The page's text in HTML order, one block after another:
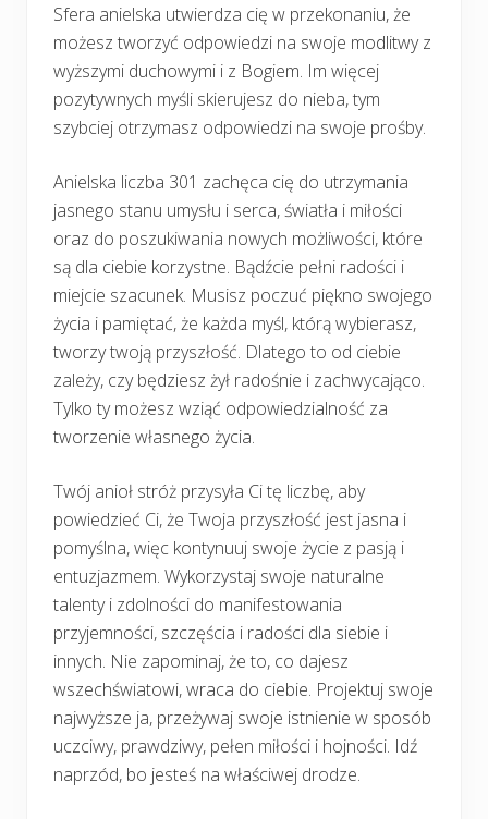
Sfera anielska utwierdza cię w przekonaniu, że
możesz tworzyć odpowiedzi na swoje modlitwy z
wyższymi duchowymi i z Bogiem. Im więcej
pozytywnych myśli skierujesz do nieba, tym
szybciej otrzymasz odpowiedzi na swoje prośby.
Anielska liczba 301 zachęca cię do utrzymania
jasnego stanu umysłu i serca, światła i miłości
oraz do poszukiwania nowych możliwości, które
są dla ciebie korzystne. Bądźcie pełni radości i
miejcie szacunek. Musisz poczuć piękno swojego
życia i pamiętać, że każda myśl, którą wybierasz,
tworzy twoją przyszłość. Dlatego to od ciebie
zależy, czy będziesz żył radośnie i zachwycająco.
Tylko ty możesz wziąć odpowiedzialność za
tworzenie własnego życia.
Twój anioł stróż przysyła Ci tę liczbę, aby
powiedzieć Ci, że Twoja przyszłość jest jasna i
pomyślna, więc kontynuuj swoje życie z pasją i
entuzjazmem. Wykorzystaj swoje naturalne
talenty i zdolności do manifestowania
przyjemności, szczęścia i radości dla siebie i
innych. Nie zapominaj, że to, co dajesz
wszechświatowi, wraca do ciebie. Projektuj swoje
najwyższe ja, przeżywaj swoje istnienie w sposób
uczciwy, prawdziwy, pełen miłości i hojności. Idź
naprzód, bo jesteś na właściwej drodze.